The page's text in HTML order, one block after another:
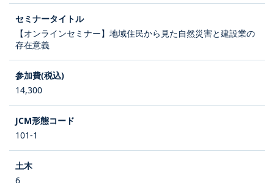
【オンラインセミナー】地域住民から見た自然災害と建設業の
存在意義
14,300
101-1
6